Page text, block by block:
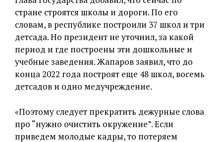
стране строятся школы и дороги. По его
словам, в республике построили 37 школ и три
детсада. Но президент не уточнил, за какой
период и где построены эти дошкольные и
учебные заведения. Жапаров заявил, что до
конца 2022 года построят еще 48 школ, восемь
детсадов и одно медучреждение.
«Поэтому следует прекратить дежурные слова
про “нужно очистить окружение”. Если
приведем молодые кадры, то потеряем